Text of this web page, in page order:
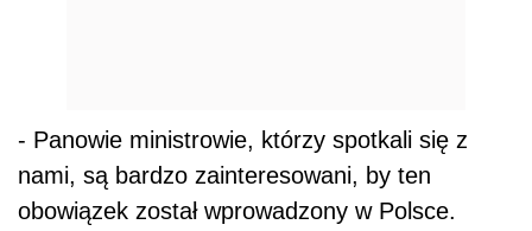
- Panowie ministrowie, którzy spotkali się z
nami, są bardzo zainteresowani, by ten
obowiązek został wprowadzony w Polsce.